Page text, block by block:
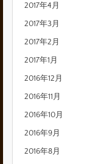
2017年4月
2017年3月
2017年2月
2017年1月
2016年12月
2016年11月
2016年10月
2016年9月
2016年8月